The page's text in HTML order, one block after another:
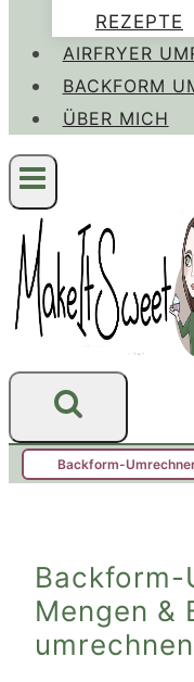
REZEPTE
AIRFRYER
BACKFORM
ÜBER MICH
Backform-
Backform-
Mengen &
umrechnen